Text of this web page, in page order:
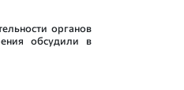
органов
обсудили в